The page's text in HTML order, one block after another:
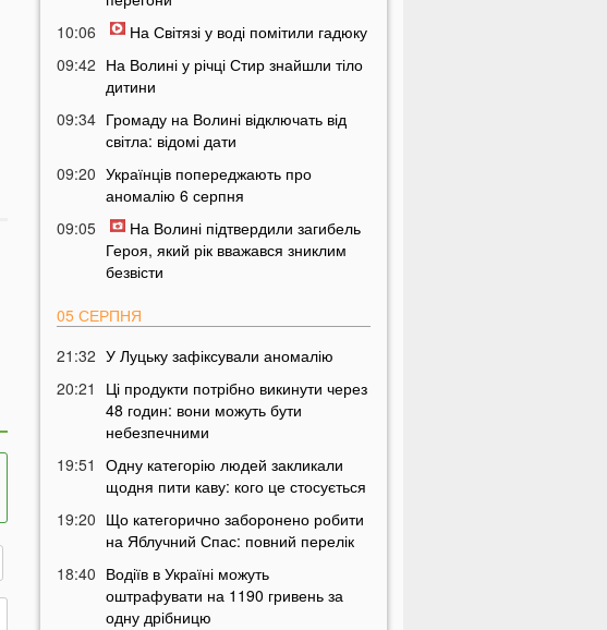
10:06
На Світязі у воді помітили гадюку
09:42 На Волині у річці Стир знайшли тіло
дитини
09:34 Громаду на Волині відключать від
світла: відомі дати
09:20 Українців попереджають про
аномалію 6 серпня
09:05
На Волині підтвердили загибель
Героя, який рік вважався зниклим
безвісти
05 СЕРПНЯ
21:32 У Луцьку зафіксували аномалію
20:21
Ці продукти потрібно викинути через
48 годин: вони можуть бути
небезпечними
19:51
Одну категорію людей закликали
щодня пити каву: кого це стосується
19:20 Що категорично заборонено робити
на Яблучний Спас: повний перелік
18:40 Водіїв в Україні можуть
оштрафувати на 1190 гривень за
одну дрібницю